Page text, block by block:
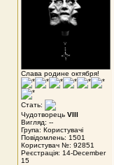
Слава родине октября!
Стать:
Чудотворець VIII
Вигляд: --
Група: Користувачі
Повідомлень: 1501
Користувач №: 92851
Реєстрація: 14-December
15